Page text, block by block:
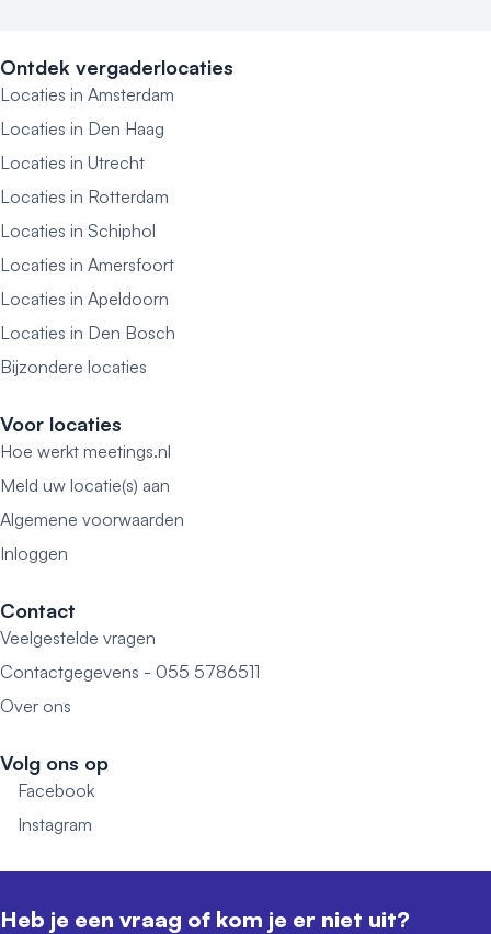
Ontdek vergaderlocaties
Locaties in Amsterdam
Locaties in Den Haag
Locaties in Utrecht
Locaties in Rotterdam
Locaties in Schiphol
Locaties in Amersfoort
Locaties in Apeldoorn
Locaties in Den Bosch
Bijzondere locaties
Voor locaties
Hoe werkt meetings.nl
Meld uw locatie(s) aan
Algemene voorwaarden
Inloggen
Contact
Veelgestelde vragen
Contactgegevens - 055 5786511
Over ons
Volg ons op
Facebook
Instagram
Heb je een vraag of kom je er niet uit?